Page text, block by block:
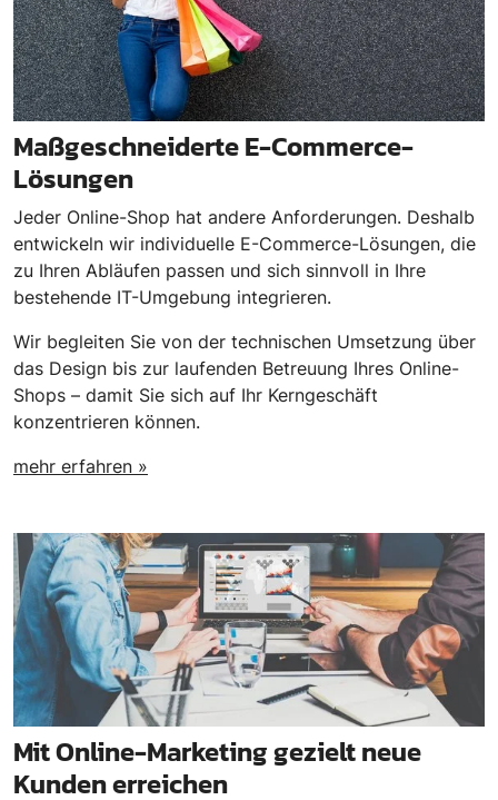
Maßgeschneiderte E-Commerce-
Lösungen
Jeder Online-Shop hat andere Anforderungen. Deshalb
entwickeln wir individuelle E-Commerce-Lösungen, die
zu Ihren Abläufen passen und sich sinnvoll in Ihre
bestehende IT-Umgebung integrieren.
Wir begleiten Sie von der technischen Umsetzung über
das Design bis zur laufenden Betreuung Ihres Online-
Shops – damit Sie sich auf Ihr Kerngeschäft
konzentrieren können.
mehr erfahren »
Mit Online-Marketing gezielt neue
Kunden erreichen